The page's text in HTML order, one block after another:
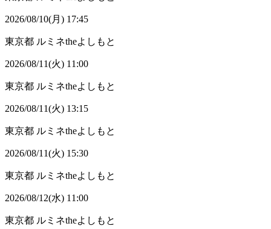
2026/08/10(月) 17:45
東京都 ルミネtheよしもと
2026/08/11(火) 11:00
東京都 ルミネtheよしもと
2026/08/11(火) 13:15
東京都 ルミネtheよしもと
2026/08/11(火) 15:30
東京都 ルミネtheよしもと
2026/08/12(水) 11:00
東京都 ルミネtheよしもと